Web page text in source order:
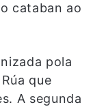
cataban ao
pola
que
A segunda